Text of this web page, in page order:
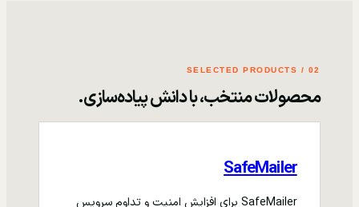
02 / SELECTED PRODUCTS
محصولات منتخب، با دانش پیاده‌سازی.
SafeMailer
SafeMailer برای افزایش امنیت و تداوم سرویس